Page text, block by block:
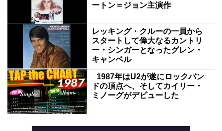
ートン＝ジョン主演作
レッキング・クルーの一員から
スタートして偉大なるカントリ
ー・シンガーとなったグレン・
キャンベル
1987年はU2が遂にロックバン
ドの頂点へ、そしてカイリー・
ミノーグがデビューした